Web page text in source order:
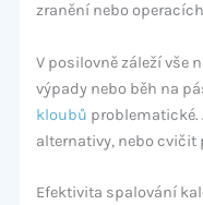
zranění nebo
V posilovně záleží vše
výpady nebo běh na
kloubů problematické.
alternativy, nebo cvičit
Efektivita spalování